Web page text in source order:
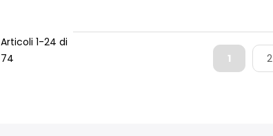
Articoli 1-24 di
74
1 2